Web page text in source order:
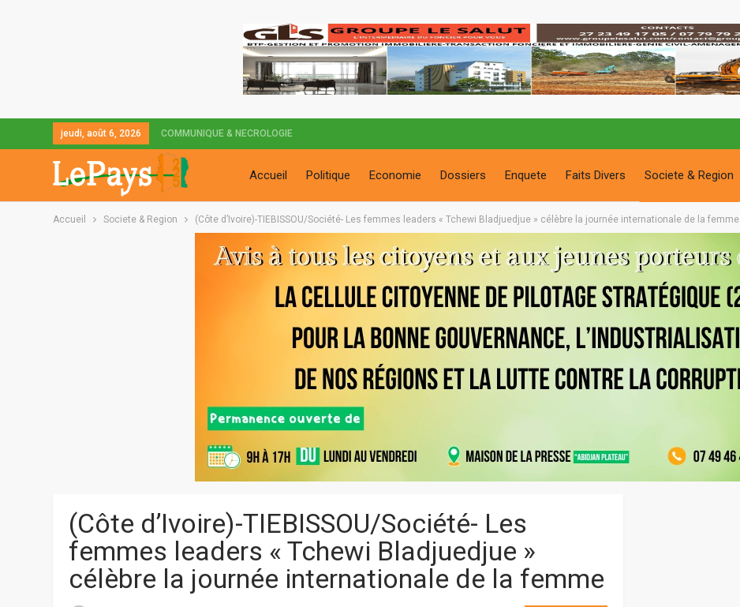
jeudi, août 6, 2026 COMMUNIQUE & NECROLOGIE
Accueil Politique Economie Dossiers Enquete Faits Divers Societe & Region
Accueil Societe & Region (Côte d’Ivoire)-TIEBISSOU/Société- Les femmes leaders « Tchewi Bladjuedjue » célèbre la journée internationale de la femme
(Côte d’Ivoire)-TIEBISSOU/Société- Les
femmes leaders « Tchewi Bladjuedjue »
célèbre la journée internationale de la femme